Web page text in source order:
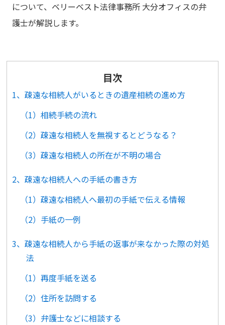
について、ベリーベスト法律事務所 大分オフィスの弁
護士が解説します。
目次
1、疎遠な相続人がいるときの遺産相続の進め方
（1）相続手続の流れ
（2）疎遠な相続人を無視するとどうなる？
（3）疎遠な相続人の所在が不明の場合
2、疎遠な相続人への手紙の書き方
（1）疎遠な相続人へ最初の手紙で伝える情報
（2）手紙の一例
3、疎遠な相続人から手紙の返事が来なかった際の対処
法
（1）再度手紙を送る
（2）住所を訪問する
（3）弁護士などに相談する